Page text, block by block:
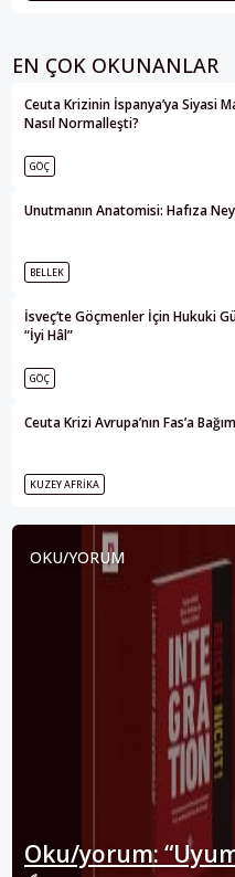
EN ÇOK OKUNANLAR
Ceuta Krizinin İspanya’ya Siyasi
Nasıl Normalleşti?
GÖÇ
Unutmanın Anatomisi: Hafıza
BELLEK
İsveç’te Göçmenler İçin Hukuki
“İyi Hâl”
GÖÇ
Ceuta Krizi Avrupa’nın Fas’a
KUZEY AFRIKA
OKU/YORUM
Oku/yorum: